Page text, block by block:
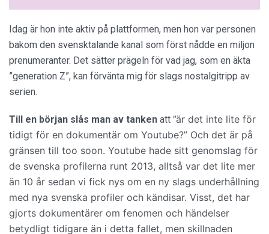
Idag är hon inte aktiv på plattformen, men hon var personen
bakom den svensktalande kanal som först nådde en miljon
prenumeranter. Det sätter prägeln för vad jag, som en äkta
”generation Z”, kan förvänta mig för slags nostalgitripp av
serien.
Till en början slås man av tanken att ”är det inte lite för
tidigt för en dokumentär om Youtube?” Och det är på
gränsen till too soon. Youtube hade sitt genomslag för
de svenska profilerna runt 2013, alltså var det lite mer
än 10 år sedan vi fick nys om en ny slags underhållning
med nya svenska profiler och kändisar. Visst, det har
gjorts dokumentärer om fenomen och händelser
betydligt tidigare än i detta fallet, men skillnaden